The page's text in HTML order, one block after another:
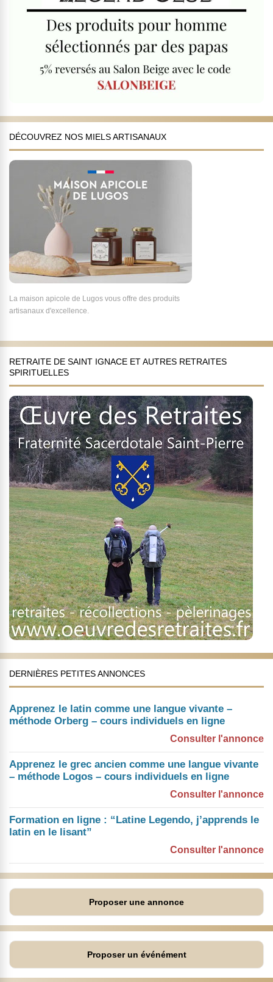
DÉCOUVREZ NOS MIELS ARTISANAUX
La maison apicole de Lugos vous offre des produits
artisanaux d'excellence.
RETRAITE DE SAINT IGNACE ET AUTRES RETRAITES
SPIRITUELLES
DERNIÈRES PETITES ANNONCES
Apprenez le latin comme une langue vivante –
méthode Orberg – cours individuels en ligne
Consulter l'annonce
Apprenez le grec ancien comme une langue vivante
– méthode Logos – cours individuels en ligne
Consulter l'annonce
Formation en ligne : “Latine Legendo, j’apprends le
latin en le lisant”
Consulter l'annonce
Proposer une annonce
Proposer un événément